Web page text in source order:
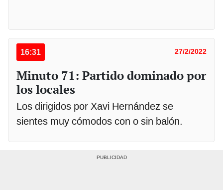
16:31 27/2/2022
Minuto 71: Partido dominado por
los locales
Los dirigidos por Xavi Hernández se
sientes muy cómodos con o sin balón.